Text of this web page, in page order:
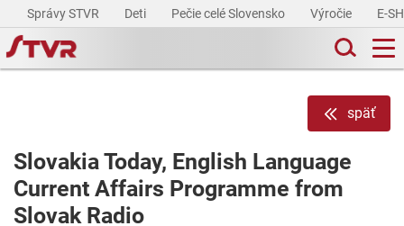
Správy STVR Deti Pečie celé Slovensko Výročie E-
späť
Slovakia Today, English Language
Current Affairs Programme from
Slovak Radio